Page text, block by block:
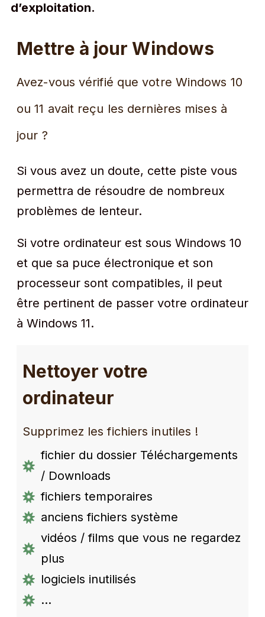
d’exploitation.
Mettre à jour Windows
Avez-vous vérifié que votre Windows 10
ou 11 avait reçu les dernières mises à
jour ?
Si vous avez un doute, cette piste vous
permettra de résoudre de nombreux
problèmes de lenteur.
Si votre ordinateur est sous Windows 10
et que sa puce électronique et son
processeur sont compatibles, il peut
être pertinent de passer votre ordinateur
à Windows 11.
Nettoyer votre
ordinateur
Supprimez les fichiers inutiles !
fichier du dossier Téléchargements
/ Downloads
fichiers temporaires
anciens fichiers système
vidéos / films que vous ne regardez
plus
logiciels inutilisés
...